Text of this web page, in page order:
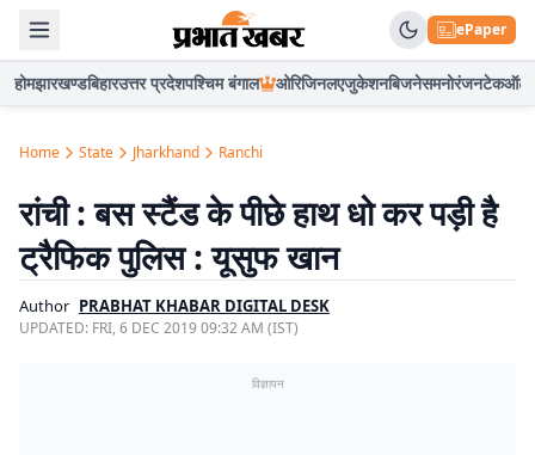
ePaper
होमझारखण्डबिहारउत्तर प्रदेशपश्चिम बंगाल ओरिजिनलएजुकेशनबिजनेसमनोरंजनटेकऑटो
Home State Jharkhand Ranchi
रांची : बस स्टैंड के पीछे हाथ धो कर पड़ी है
ट्रैफिक पुलिस : यूसुफ खान
Author PRABHAT KHABAR DIGITAL DESK
UPDATED: FRI, 6 DEC 2019 09:32 AM (IST)
विज्ञापन